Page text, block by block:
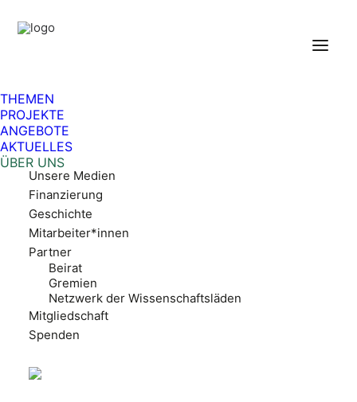
THEMEN
PROJEKTE
ANGEBOTE
AKTUELLES
ÜBER UNS
Über uns
Pädagogisches Konzept
Auszeichnungen
Unsere Medien
Finanzierung
Geschichte
Mitarbeiter*innen
Partner
Beirat
Gremien
Netzwerk der Wissenschaftsläden
Mitgliedschaft
Spenden